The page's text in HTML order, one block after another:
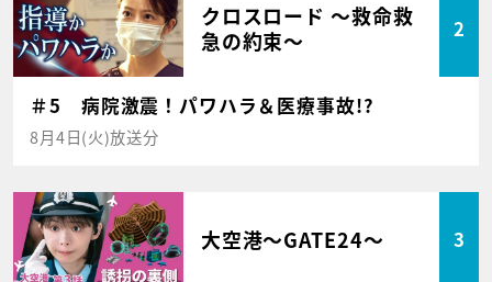
クロスロード ～救命救
急の約束～
2
＃5 病院激震！パワハラ＆医療事故!?
8月4日(火)放送分
大空港～GATE24～ 3